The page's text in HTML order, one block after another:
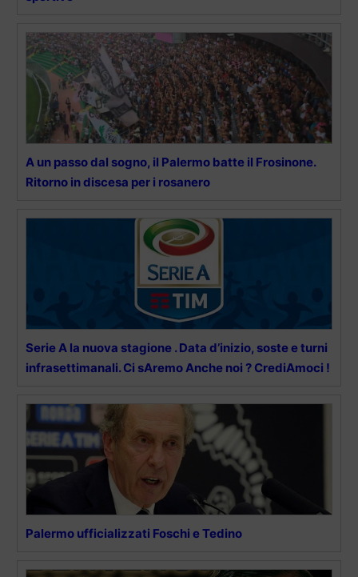
A un passo dal sogno, il Palermo batte il Frosinone.
Ritorno in discesa per i rosanero
Serie A la nuova stagione . Data d’inizio, soste e turni
infrasettimanali. Ci sAremo Anche noi ? CrediAmoci !
Palermo ufficializzati Foschi e Tedino